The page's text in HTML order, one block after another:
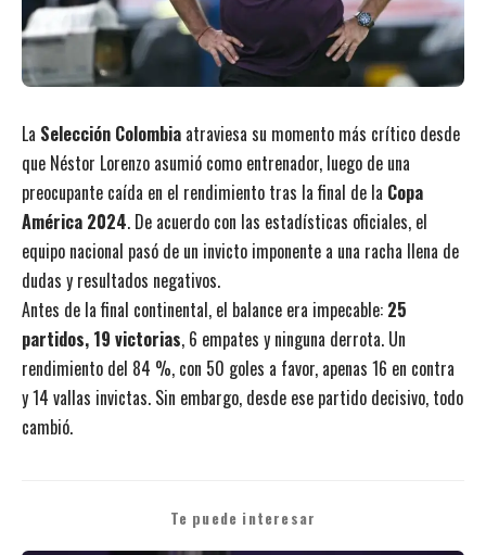
La Selección Colombia atraviesa su momento más crítico desde
que Néstor Lorenzo asumió como entrenador, luego de una
preocupante caída en el rendimiento tras la final de la Copa
América 2024. De acuerdo con las estadísticas oficiales, el
equipo nacional pasó de un invicto imponente a una racha llena de
dudas y resultados negativos.
Antes de la final continental, el balance era impecable: 25
partidos, 19 victorias, 6 empates y ninguna derrota. Un
rendimiento del 84 %, con 50 goles a favor, apenas 16 en contra
y 14 vallas invictas. Sin embargo, desde ese partido decisivo, todo
cambió.
Te puede interesar